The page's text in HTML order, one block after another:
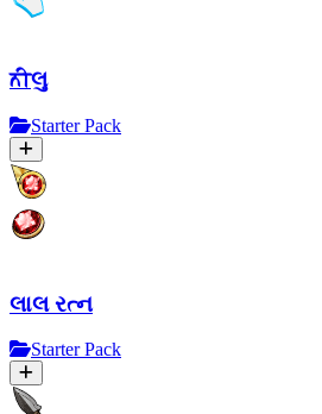
ਨੀલુ
Starter Pack
લાલ રત્ન
Starter Pack